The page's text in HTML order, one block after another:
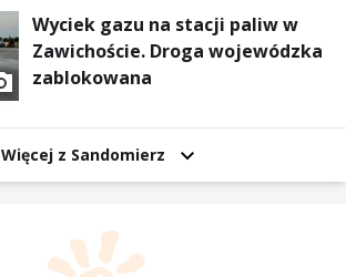
Wyciek gazu na stacji paliw w
Zawichoście. Droga wojewódzka
zablokowana
Więcej z Sandomierz